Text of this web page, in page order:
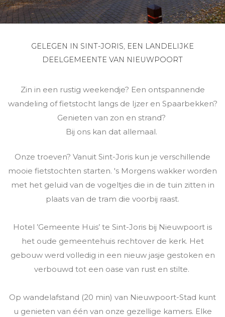
GELEGEN IN SINT-JORIS, EEN LANDELIJKE
DEELGEMEENTE VAN NIEUWPOORT
Zin in een rustig weekendje? Een ontspannende
wandeling of fietstocht langs de Ijzer en Spaarbekken?
Genieten van zon en strand?
Bij ons kan dat allemaal.
Onze troeven? Vanuit Sint-Joris kun je verschillende
mooie fietstochten starten. 's Morgens wakker worden
met het geluid van de vogeltjes die in de tuin zitten in
plaats van de tram die voorbij raast.
Hotel ’Gemeente Huis’ te Sint-Joris bij Nieuwpoort is
het oude gemeentehuis rechtover de kerk. Het
gebouw werd volledig in een nieuw jasje gestoken en
verbouwd tot een oase van rust en stilte.
Op wandelafstand (20 min) van Nieuwpoort-Stad kunt
u genieten van één van onze gezellige kamers. Elke